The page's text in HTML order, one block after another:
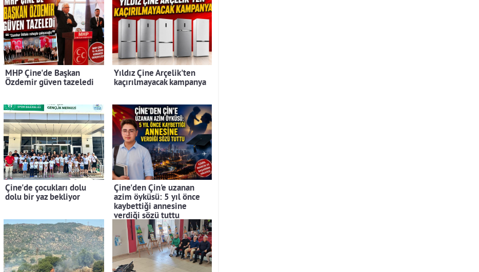
MHP Çine'de Başkan
Özdemir güven tazeledi
Yıldız Çine Arçelik'ten
kaçırılmayacak kampanya
Çine'de çocukları dolu
dolu bir yaz bekliyor
Çine'den Çin'e uzanan
azim öyküsü: 5 yıl önce
kaybettiği annesine
verdiği sözü tuttu